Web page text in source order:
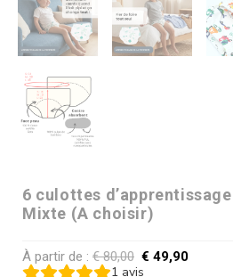
6 culottes
Mixte (A choisir)
À partir de : €80,00 € 49,90
1 avis